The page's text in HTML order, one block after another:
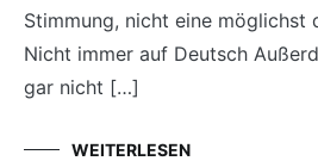
Stimmung, nicht eine möglichst
Nicht immer auf Deutsch
gar nicht […]
WEITERLESEN